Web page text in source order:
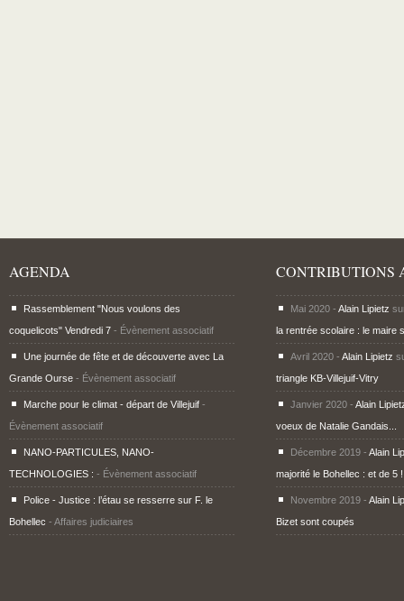
AGENDA
Rassemblement "Nous voulons des
coquelicots" Vendredi 7 - Évènement associatif
Une journée de fête et de découverte avec La
Grande Ourse - Évènement associatif
Marche pour le climat - départ de Villejuif -
Évènement associatif
NANO-PARTICULES, NANO-
TECHNOLOGIES : - Évènement associatif
Police - Justice : l’étau se resserre sur F. le
Bohellec - Affaires judiciaires
CONTRIBUTIONS
Mai 2020 - Alain Lipietz
la rentrée scolaire : le maire
Avril 2020 - Alain Lipietz
triangle KB-Villejuif-Vitry
Janvier 2020 - Alain
voeux de Natalie Gandais...
Décembre 2019 - Alain
majorité le Bohellec : et de 5 !
Novembre 2019 - Alain
Bizet sont coupés